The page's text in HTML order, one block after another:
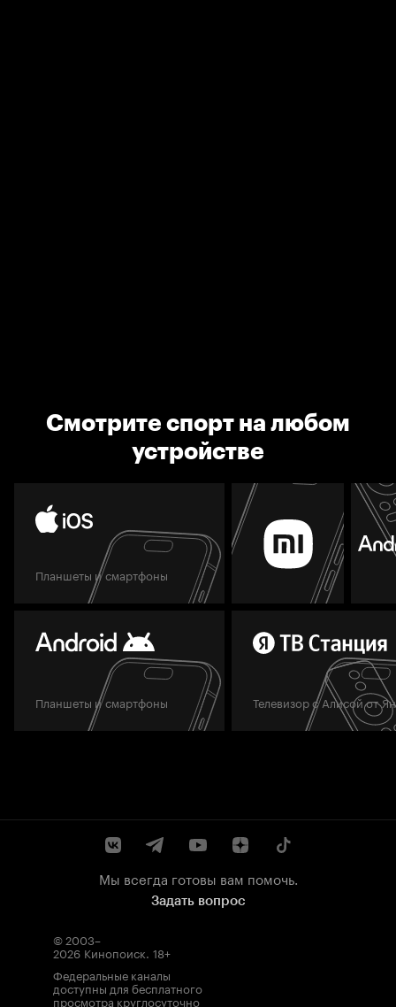
Смотрите спорт на любом
устройстве
Планшеты и смартфоны
Планшеты и смартфоны Телевизор с Алисой от
Мы всегда готовы вам помочь.
Задать вопрос
© 2003–
2026 Кинопоиск. 18+
Федеральные каналы
доступны для бесплатного
просмотра круглосуточно